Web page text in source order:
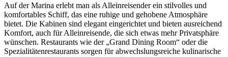
Auf der Marina erlebt man als Alleinreisender ein stilvolles und
komfortables Schiff, das eine ruhige und gehobene Atmosphäre
bietet. Die Kabinen sind elegant eingerichtet und bieten ausreichend
Komfort, auch für Alleinreisende, die sich etwas mehr Privatsphäre
wünschen. Restaurants wie der „Grand Dining Room“ oder die
Spezialitätenrestaurants sorgen für abwechslungsreiche kulinarische